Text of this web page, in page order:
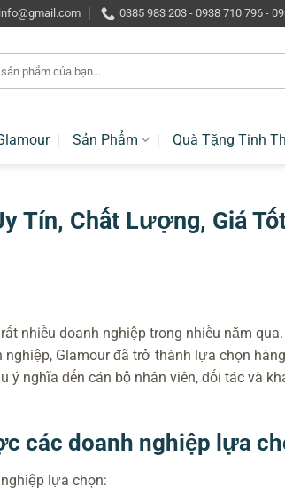
0385 983 203 - 0938 710 796 -
Sản Phẩm Quà Tặng Tinh
Tín, Chất Lượng, Giá
nhiều doanh nghiệp trong nhiều năm
Glamour đã trở thành lựa chọn
nghĩa đến cán bộ nhân viên, đối tác và
các doanh nghiệp lựa
lựa chọn: